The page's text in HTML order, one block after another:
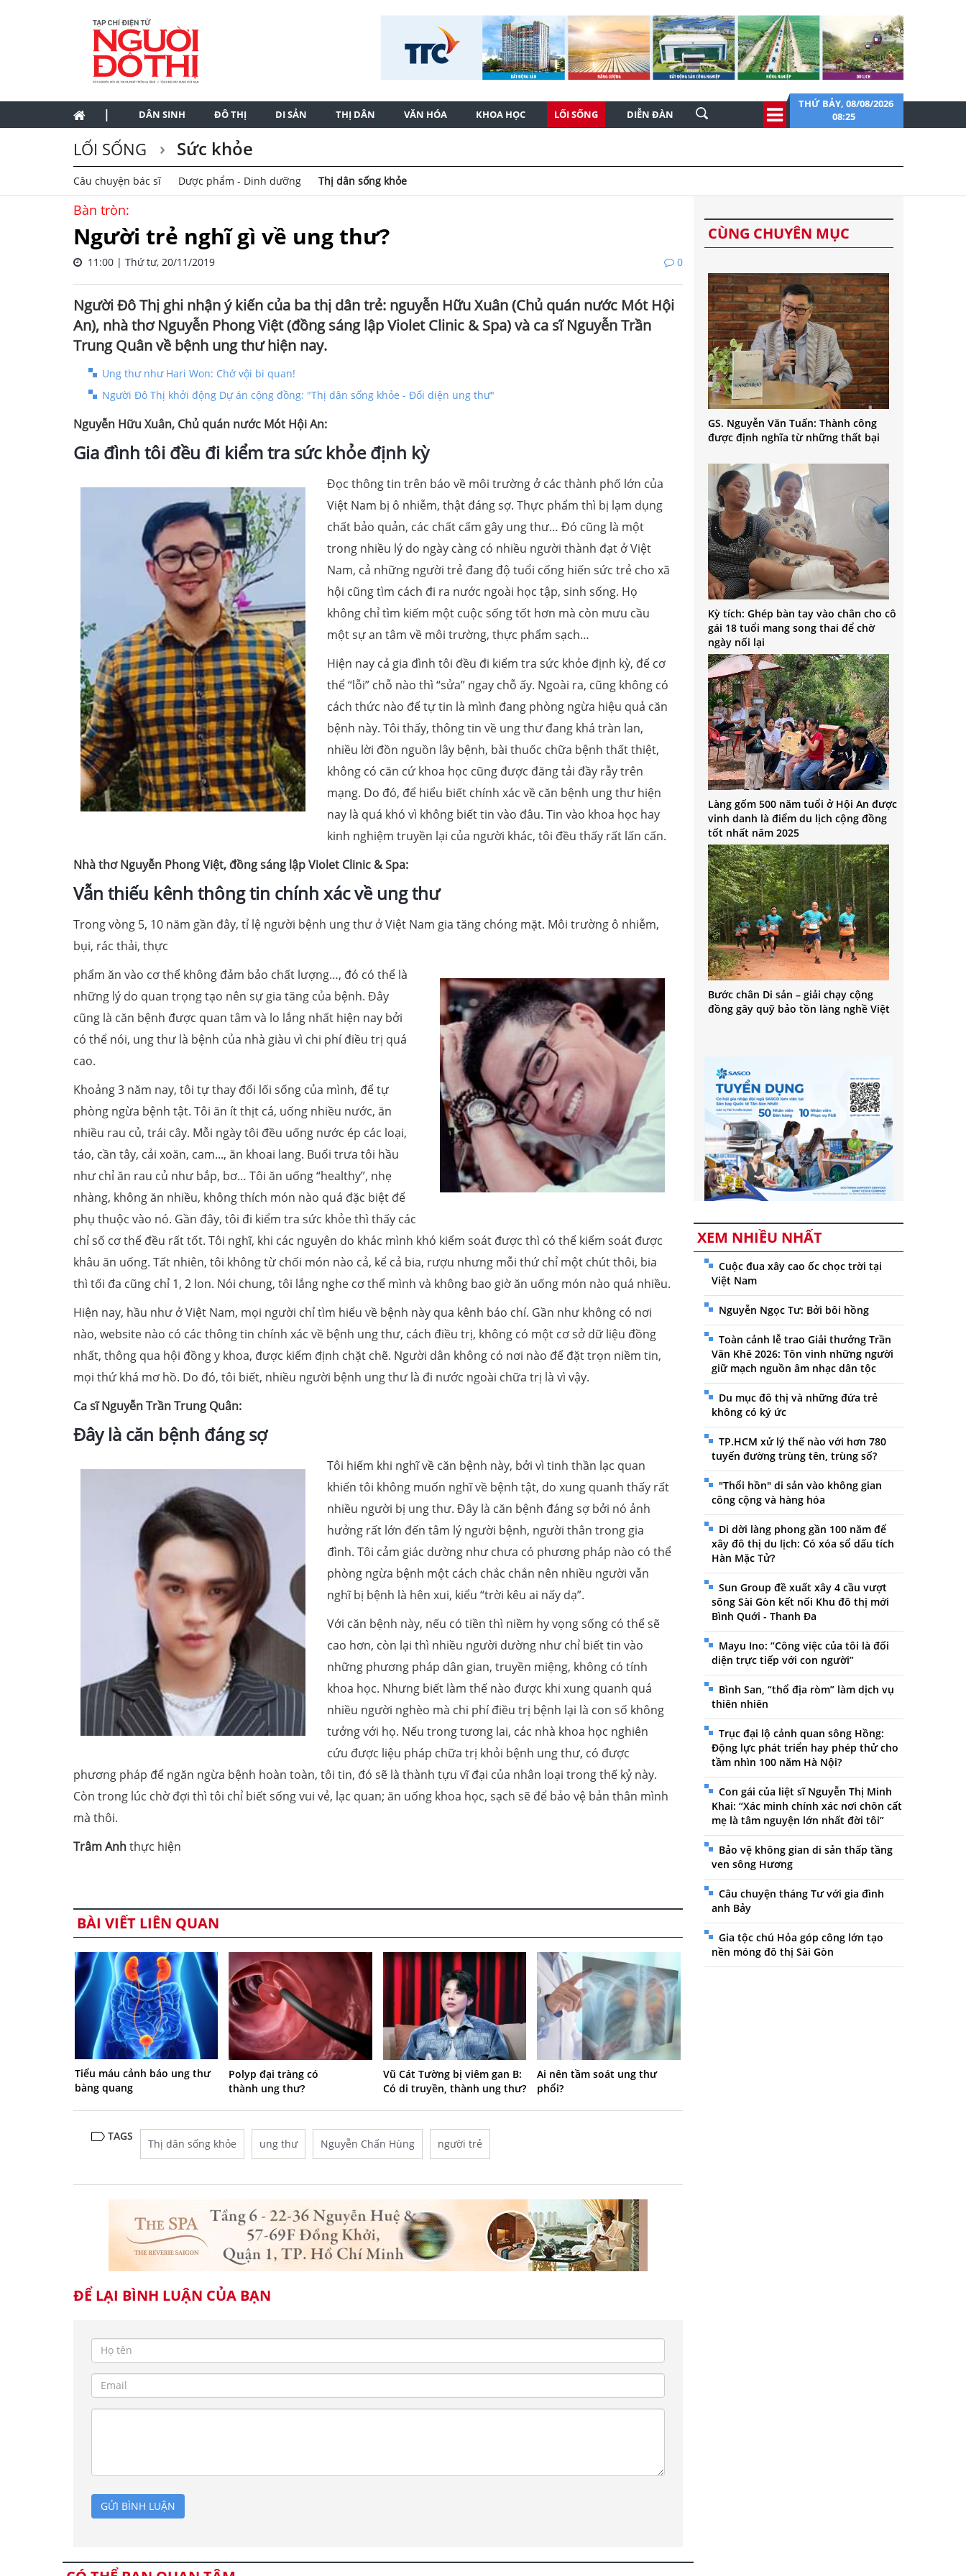
| DÂN SINH ĐÔ THỊ DI SẢN THỊ DÂN VĂN HÓA KHOA HỌC LỐI SỐNG DIỄN ĐÀN
THỨ BẢY, 08/08/2026
08:25
LỐI SỐNG Sức khỏe
Câu chuyện bác sĩ Dược phẩm - Dinh dưỡng Thị dân sống khỏe
Bàn tròn:
Người trẻ nghĩ gì về ung thư?
11:00 | Thứ tư, 20/11/2019 0
Người Đô Thị ghi nhận ý kiến của ba thị dân trẻ: nguyễn Hữu Xuân (Chủ quán nước Mót Hội
An), nhà thơ Nguyễn Phong Việt (đồng sáng lập Violet Clinic & Spa) và ca sĩ Nguyễn Trần
Trung Quân về bệnh ung thư hiện nay.
Ung thư như Hari Won: Chớ vội bi quan!
Người Đô Thị khởi động Dự án cộng đồng: "Thị dân sống khỏe - Đối diện ung thư"
Nguyễn Hữu Xuân, Chủ quán nước Mót Hội An:
Gia đình tôi đều đi kiểm tra sức khỏe định kỳ
Đọc thông tin trên báo về môi trường ở các thành phố lớn của
Việt Nam bị ô nhiễm, thật đáng sợ. Thực phẩm thì bị lạm dụng
chất bảo quản, các chất cấm gây ung thư… Đó cũng là một
trong nhiều lý do ngày càng có nhiều người thành đạt ở Việt
Nam, cả những người trẻ đang độ tuổi cống hiến sức trẻ cho xã
hội cũng tìm cách đi ra nước ngoài học tập, sinh sống. Họ
không chỉ tìm kiếm một cuộc sống tốt hơn mà còn mưu cầu
một sự an tâm về môi trường, thực phẩm sạch…
Hiện nay cả gia đình tôi đều đi kiểm tra sức khỏe định kỳ, để cơ
thể “lỗi” chỗ nào thì “sửa” ngay chỗ ấy. Ngoài ra, cũng không có
cách thức nào để tự tin là mình đang phòng ngừa hiệu quả căn
bệnh này. Tôi thấy, thông tin về ung thư đang khá tràn lan,
nhiều lời đồn nguồn lây bệnh, bài thuốc chữa bệnh thất thiệt,
không có căn cứ khoa học cũng được đăng tải đầy rẫy trên
mạng. Do đó, để hiểu biết chính xác về căn bệnh ung thư hiện
nay là quá khó vì không biết tin vào đâu. Tin vào khoa học hay
kinh nghiệm truyền lại của người khác, tôi đều thấy rất lấn cấn.
Nhà thơ Nguyễn Phong Việt, đồng sáng lập Violet Clinic & Spa:
Vẫn thiếu kênh thông tin chính xác về ung thư
Trong vòng 5, 10 năm gần đây, tỉ lệ người bệnh ung thư ở Việt Nam gia tăng chóng mặt. Môi trường ô nhiễm,
bụi, rác thải, thực
phẩm ăn vào cơ thể không đảm bảo chất lượng…, đó có thể là
những lý do quan trọng tạo nên sự gia tăng của bệnh. Đây
cũng là căn bệnh được quan tâm và lo lắng nhất hiện nay bởi
có thể nói, ung thư là bệnh của nhà giàu vì chi phí điều trị quá
cao.
Khoảng 3 năm nay, tôi tự thay đổi lối sống của mình, để tự
phòng ngừa bệnh tật. Tôi ăn ít thịt cá, uống nhiều nước, ăn
nhiều rau củ, trái cây. Mỗi ngày tôi đều uống nước ép các loại,
táo, cần tây, cải xoăn, cam..., ăn khoai lang. Buổi trưa tôi hầu
như chỉ ăn rau củ như bắp, bơ… Tôi ăn uống “healthy”, nhẹ
nhàng, không ăn nhiều, không thích món nào quá đặc biệt để
phụ thuộc vào nó. Gần đây, tôi đi kiểm tra sức khỏe thì thấy các
chỉ số cơ thể đều rất tốt. Tôi nghĩ, khi các nguyên do khác mình khó kiểm soát được thì có thể kiểm soát được
khâu ăn uống. Tất nhiên, tôi không từ chối món nào cả, kể cả bia, rượu nhưng mỗi thứ chỉ một chút thôi, bia
thì tối đa cũng chỉ 1, 2 lon. Nói chung, tôi lắng nghe cơ thể mình và không bao giờ ăn uống món nào quá nhiều.
Hiện nay, hầu như ở Việt Nam, mọi người chỉ tìm hiểu về bệnh này qua kênh báo chí. Gần như không có nơi
nào, website nào có các thông tin chính xác về bệnh ung thư, cách điều trị, không có một cơ sở dữ liệu đồng
nhất, thông qua hội đồng y khoa, được kiểm định chặt chẽ. Người dân không có nơi nào để đặt trọn niềm tin,
mọi thứ khá mơ hồ. Do đó, tôi biết, nhiều người bệnh ung thư là đi nước ngoài chữa trị là vì vậy.
Ca sĩ Nguyễn Trần Trung Quân:
Đây là căn bệnh đáng sợ
Tôi hiếm khi nghĩ về căn bệnh này, bởi vì tinh thần lạc quan
khiến tôi không muốn nghĩ về bệnh tật, do xung quanh thấy rất
nhiều người bị ung thư. Đây là căn bệnh đáng sợ bởi nó ảnh
hưởng rất lớn đến tâm lý người bệnh, người thân trong gia
đình. Tôi cảm giác dường như chưa có phương pháp nào có thể
phòng ngừa bệnh một cách chắc chắn nên nhiều người vẫn
nghĩ bị bệnh là hên xui, kiểu “trời kêu ai nấy dạ”.
Với căn bệnh này, nếu có tiền thì niềm hy vọng sống có thể sẽ
cao hơn, còn lại thì nhiều người dường như chỉ biết tin vào
những phương pháp dân gian, truyền miệng, không có tính
khoa học. Nhưng biết làm thế nào được khi xung quanh quá
nhiều người nghèo mà chi phí điều trị bệnh lại là con số không
tưởng với họ. Nếu trong tương lai, các nhà khoa học nghiên
cứu được liệu pháp chữa trị khỏi bệnh ung thư, có được
phương pháp để ngăn ngừa bệnh hoàn toàn, tôi tin, đó sẽ là thành tựu vĩ đại của nhân loại trong thế kỷ này.
Còn trong lúc chờ đợi thì tôi chỉ biết sống vui vẻ, lạc quan; ăn uống khoa học, sạch sẽ để bảo vệ bản thân mình
mà thôi.
Trâm Anhthực hiện
BÀI VIẾT LIÊN QUAN
Tiểu máu cảnh báo ung thư
bàng quang
Polyp đại tràng có
thành ung thư?
Vũ Cát Tường bị viêm gan B:
Có di truyền, thành ung thư?
Ai nên tầm soát ung thư
phổi?
TAGS
Thị dân sống khỏe ung thư Nguyễn Chấn Hùng người trẻ
ĐỂ LẠI BÌNH LUẬN CỦA BẠN
GỬI BÌNH LUẬN
CÙNG CHUYÊN MỤC
GS. Nguyễn Văn Tuấn: Thành công
được định nghĩa từ những thất bại
Kỳ tích: Ghép bàn tay vào chân cho cô
gái 18 tuổi mang song thai để chờ
ngày nối lại
Làng gốm 500 năm tuổi ở Hội An được
vinh danh là điểm du lịch cộng đồng
tốt nhất năm 2025
Bước chân Di sản – giải chạy cộng
đồng gây quỹ bảo tồn làng nghề Việt
XEM NHIỀU NHẤT
Cuộc đua xây cao ốc chọc trời tại
Việt Nam
Nguyễn Ngọc Tư: Bởi bôi hồng
Toàn cảnh lễ trao Giải thưởng Trần
Văn Khê 2026: Tôn vinh những người
giữ mạch nguồn âm nhạc dân tộc
Du mục đô thị và những đứa trẻ
không có ký ức
TP.HCM xử lý thế nào với hơn 780
tuyến đường trùng tên, trùng số?
"Thổi hồn" di sản vào không gian
công cộng và hàng hóa
Di dời làng phong gần 100 năm để
xây đô thị du lịch: Có xóa sổ dấu tích
Hàn Mặc Tử?
Sun Group đề xuất xây 4 cầu vượt
sông Sài Gòn kết nối Khu đô thị mới
Bình Quới - Thanh Đa
Mayu Ino: “Công việc của tôi là đối
diện trực tiếp với con người”
Bình San, “thổ địa ròm” làm dịch vụ
thiên nhiên
Trục đại lộ cảnh quan sông Hồng:
Động lực phát triển hay phép thử cho
tầm nhìn 100 năm Hà Nội?
Con gái của liệt sĩ Nguyễn Thị Minh
Khai: “Xác minh chính xác nơi chôn cất
mẹ là tâm nguyện lớn nhất đời tôi”
Bảo vệ không gian di sản thấp tầng
ven sông Hương
Câu chuyện tháng Tư với gia đình
anh Bảy
Gia tộc chú Hỏa góp công lớn tạo
nền móng đô thị Sài Gòn